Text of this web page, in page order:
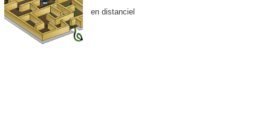
en distanciel